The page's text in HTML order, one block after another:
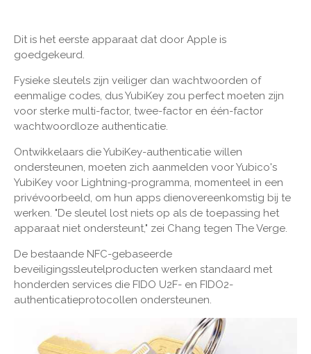
Dit is het eerste apparaat dat door Apple is
goedgekeurd.
Fysieke sleutels zijn veiliger dan wachtwoorden of
eenmalige codes, dus YubiKey zou perfect moeten zijn
voor sterke multi-factor, twee-factor en één-factor
wachtwoordloze authenticatie.
Ontwikkelaars die YubiKey-authenticatie willen
ondersteunen, moeten zich aanmelden voor Yubico's
YubiKey voor Lightning-programma, momenteel in een
privévoorbeeld, om hun apps dienovereenkomstig bij te
werken. "De sleutel lost niets op als de toepassing het
apparaat niet ondersteunt," zei Chang tegen The Verge.
De bestaande NFC-gebaseerde
beveiligingssleutelproducten werken standaard met
honderden services die FIDO U2F- en FIDO2-
authenticatieprotocollen ondersteunen.